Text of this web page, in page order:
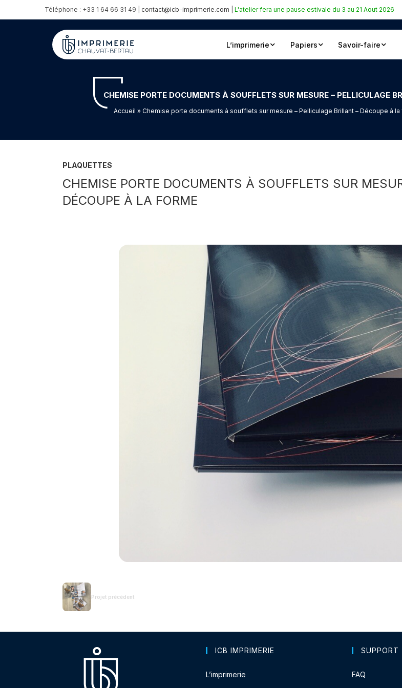
Téléphone : +33 1 64 66 31 49 | contact@icb-imprimerie.com L'atelier fera une pause estivale du 3 au 21 Aout 2026
L’imprimerie Papiers Savoir-faire
CHEMISE PORTE DOCUMENTS À SOUFFLETS SUR MESURE – PELLICULAGE
Accueil » Chemise porte documents à soufflets sur mesure – Pelliculage Brillant – Découpe à la
PLAQUETTES
CHEMISE PORTE DOCUMENTS À SOUFFLETS SUR
DÉCOUPE À LA FORME
Projet précédent
ICB IMPRIMERIE
L’imprimerie
SUPPORT
FAQ